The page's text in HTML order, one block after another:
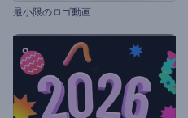
最小限のロゴ動画